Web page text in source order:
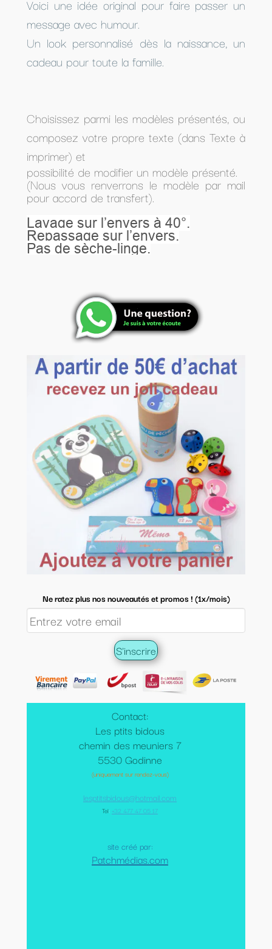
Contact:
Les ptits bidous
chemin des meuniers 7
5530 Godinne
(uniquement sur rendez-vous)
lesptitsbidous@hotmail.com
Tel: +32 477 47 05 17
site créé par:
Patchmédias.com
Ne ratez plus nos nouveautés et promos ! (1x/mois)
Voici une idée original pour faire passer un
message avec humour.
Un look personnalisé dès la naissance, un
cadeau pour toute la famille.
Choisissez parmi les modèles présentés, ou
composez votre propre texte (dans Texte à
imprimer) et
possibilité de modifier un modèle présenté.
(Nous vous renverrons le modèle par mail
pour accord de transfert).
Lavage sur l’envers à 40°.
Repassage sur l’envers.
Pas de sèche-linge.